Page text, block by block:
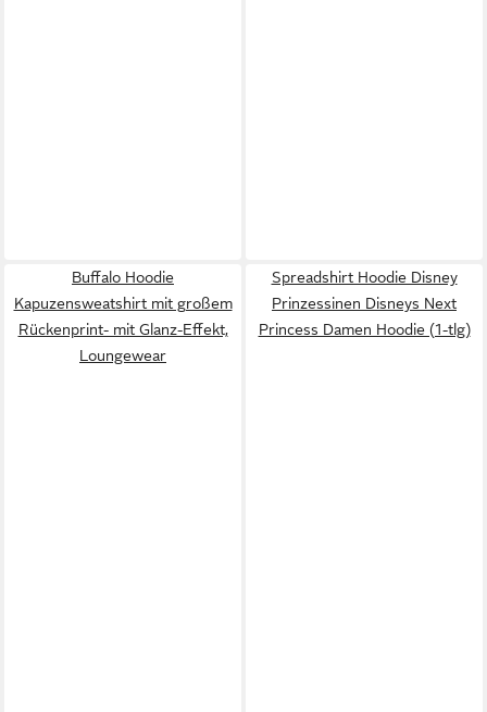
Buffalo Hoodie
Kapuzensweatshirt mit großem
Rückenprint- mit Glanz-Effekt,
Loungewear
Spreadshirt Hoodie Disney
Prinzessinen Disneys Next
Princess Damen Hoodie (1-tlg)